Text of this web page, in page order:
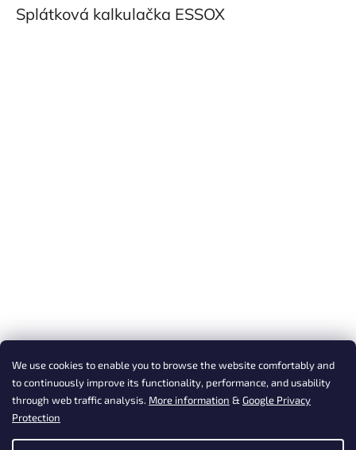
We use cookies to enable you to browse the website comfortably and
to continuously improve its functionality, performance, and usability
through web traffic analysis. More information & Google Privacy
Protection
Splátková kalkulačka ESSOX